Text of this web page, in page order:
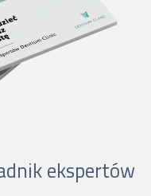
ekspertów